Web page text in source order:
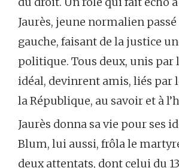
Jaurès, jeune normalien
gauche, faisant de la justice
politique. Tous deux, unis par
idéal, devinrent amis, liés par
la République, au savoir et à
Jaurès donna sa vie pour ses
Blum, lui aussi, frôla le
deux attentats, dont celui du